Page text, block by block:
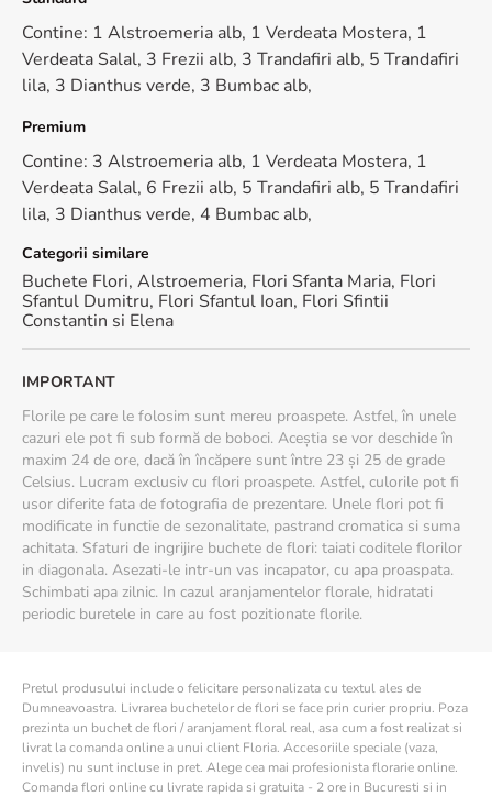
Contine: 1 Alstroemeria alb, 1 Verdeata Mostera, 1
Verdeata Salal, 3 Frezii alb, 3 Trandafiri alb, 5 Trandafiri
lila, 3 Dianthus verde, 3 Bumbac alb,
Premium
Contine: 3 Alstroemeria alb, 1 Verdeata Mostera, 1
Verdeata Salal, 6 Frezii alb, 5 Trandafiri alb, 5 Trandafiri
lila, 3 Dianthus verde, 4 Bumbac alb,
Categorii similare
Buchete Flori, Alstroemeria, Flori Sfanta Maria, Flori
Sfantul Dumitru, Flori Sfantul Ioan, Flori Sfintii
Constantin si Elena
IMPORTANT
Florile pe care le folosim sunt mereu proaspete. Astfel, în unele
cazuri ele pot fi sub formă de boboci. Aceștia se vor deschide în
maxim 24 de ore, dacă în încăpere sunt între 23 și 25 de grade
Celsius. Lucram exclusiv cu flori proaspete. Astfel, culorile pot fi
usor diferite fata de fotografia de prezentare. Unele flori pot fi
modificate in functie de sezonalitate, pastrand cromatica si suma
achitata. Sfaturi de ingrijire buchete de flori: taiati coditele florilor
in diagonala. Asezati-le intr-un vas incapator, cu apa proaspata.
Schimbati apa zilnic. In cazul aranjamentelor florale, hidratati
periodic buretele in care au fost pozitionate florile.
Pretul produsului include o felicitare personalizata cu textul ales de
Dumneavoastra. Livrarea buchetelor de flori se face prin curier propriu. Poza
prezinta un buchet de flori / aranjament floral real, asa cum a fost realizat si
livrat la comanda online a unui client Floria. Accesoriile speciale (vaza,
invelis) nu sunt incluse in pret. Alege cea mai profesionista florarie online.
Comanda flori online cu livrate rapida si gratuita - 2 ore in Bucuresti si in